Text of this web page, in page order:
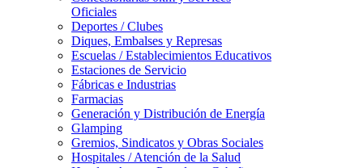
Oficiales
Deportes / Clubes
Diques, Embalses y Represas
Escuelas / Establecimientos Educativos
Estaciones de Servicio
Fábricas e Industrias
Farmacias
Generación y Distribución de Energía
Glamping
Gremios, Sindicatos y Obras Sociales
Hospitales / Atención de la Salud